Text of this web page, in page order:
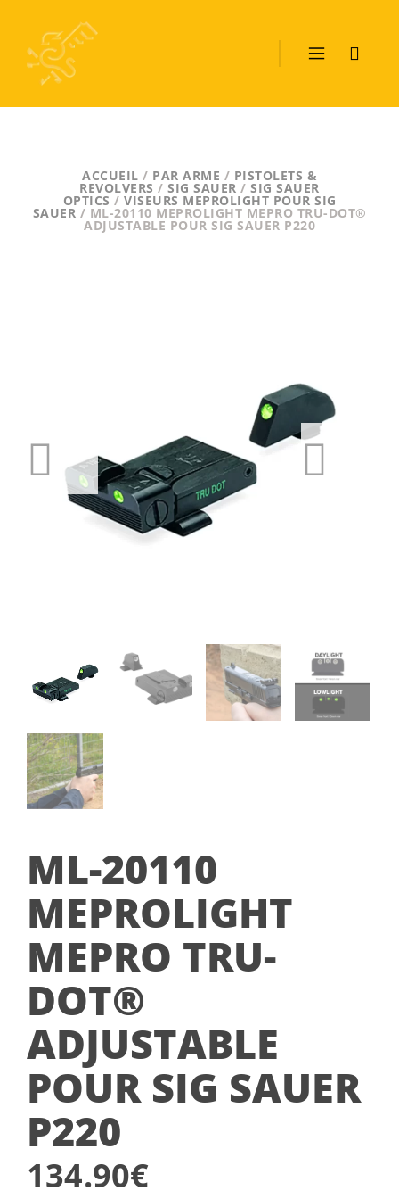
ACCUEIL / PAR ARME / PISTOLETS &
REVOLVERS /SIG SAUER /SIG SAUER
OPTICS / VISEURS MEPROLIGHT POUR SIG
SAUER / ML-20110 MEPROLIGHT MEPRO TRU-DOT®
ADJUSTABLE POUR SIG SAUER P220
ML-20110
MEPROLIGHT
MEPRO TRU-
DOT®
ADJUSTABLE
POUR SIG SAUER
P220
134.90€